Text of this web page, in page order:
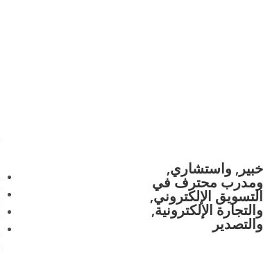
خبير, واستشاري,
ومدرب محترف في
التسويق الإلكتروني,
والتجارة الإلكترونية,
والتصدير